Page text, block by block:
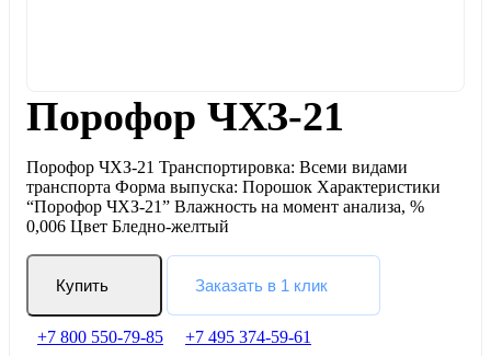
Порофор ЧХЗ-21
Порофор ЧХЗ-21 Транспортировка: Всеми видами
транспорта Форма выпуска: Порошок Характеристики
“Порофор ЧХЗ-21” Влажность на момент анализа, %
0,006 Цвет Бледно-желтый
Купить Заказать в 1 клик
+7 800 550-79-85 +7 495 374-59-61